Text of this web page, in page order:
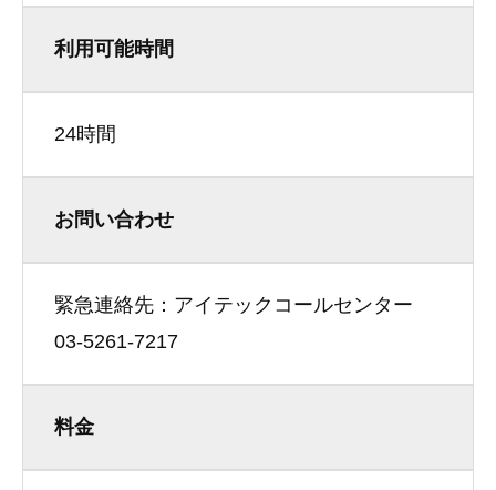
利用可能時間
24時間
お問い合わせ
緊急連絡先：アイテックコールセンター
03-5261-7217
料金